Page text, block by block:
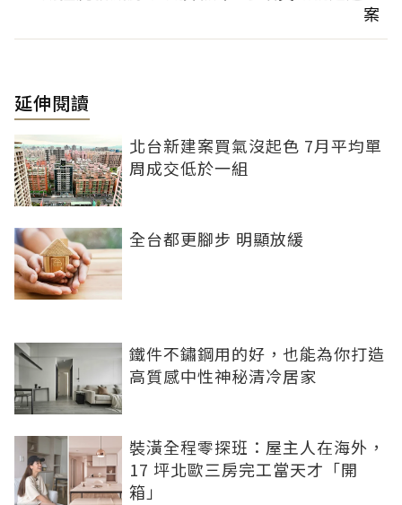
案
延伸閱讀
北台新建案買氣沒起色 7月平均單
周成交低於一組
全台都更腳步 明顯放緩
鐵件不鏽鋼用的好，也能為你打造
高質感中性神秘清冷居家
裝潢全程零探班：屋主人在海外，
17 坪北歐三房完工當天才「開
箱」